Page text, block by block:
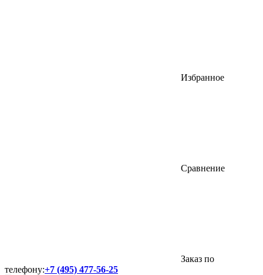
Избранное
Сравнение
Заказ по
телефону:+7 (495) 477-56-25